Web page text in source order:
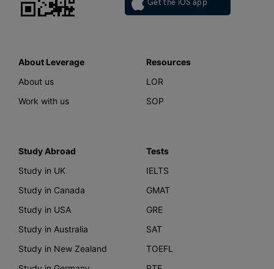
Get the iOS app
About Leverage
About us
Work with us
Resources
LOR
SOP
Study Abroad
Study in UK
Study in Canada
Study in USA
Study in Australia
Study in New Zealand
Tests
IELTS
GMAT
GRE
SAT
TOEFL